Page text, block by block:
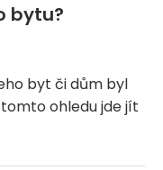
bytu?
byt či dům byl
ohledu jde jít